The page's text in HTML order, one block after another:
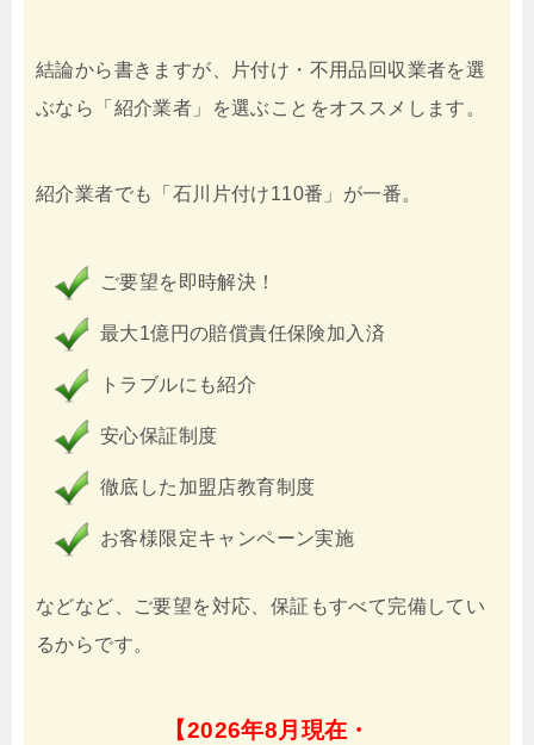
結論から書きますが、片付け・不用品回収業者を選
ぶなら「紹介業者」を選ぶことをオススメします。
紹介業者でも「石川片付け110番」が一番。
ご要望を即時解決！
最大1億円の賠償責任保険加入済
トラブルにも紹介
安心保証制度
徹底した加盟店教育制度
お客様限定キャンペーン実施
などなど、ご要望を対応、保証もすべて完備してい
るからです。
【2026年8月現在・